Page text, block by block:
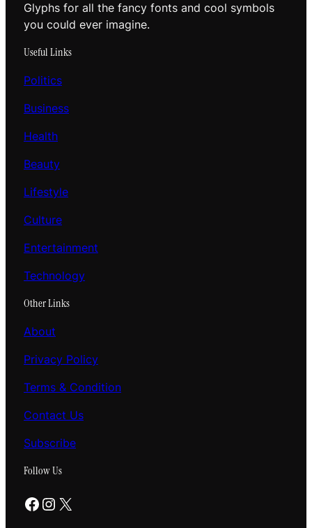
Glyphs for all the fancy fonts and cool symbols
you could ever imagine.
Useful Links
Politics
Business
Health
Beauty
Lifestyle
Culture
Entertainment
Technology
Other Links
About
Privacy Policy
Terms & Condition
Contact Us
Subscribe
Follow Us
Facebook Instagram X